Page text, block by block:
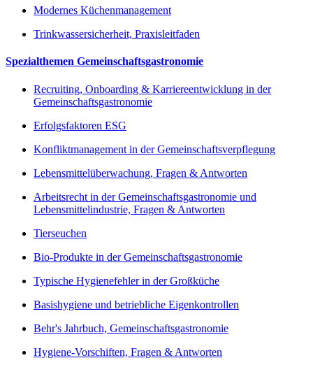
Modernes Küchenmanagement
Trinkwassersicherheit, Praxisleitfaden
Spezialthemen Gemeinschaftsgastronomie
Recruiting, Onboarding & Karriereentwicklung in der
Gemeinschaftsgastronomie
Erfolgsfaktoren ESG
Konfliktmanagement in der Gemeinschaftsverpflegung
Lebensmittelüberwachung, Fragen & Antworten
Arbeitsrecht in der Gemeinschaftsgastronomie und
Lebensmittelindustrie, Fragen & Antworten
Tierseuchen
Bio-Produkte in der Gemeinschaftsgastronomie
Typische Hygienefehler in der Großküche
Basishygiene und betriebliche Eigenkontrollen
Behr's Jahrbuch, Gemeinschaftsgastronomie
Hygiene-Vorschiften, Fragen & Antworten